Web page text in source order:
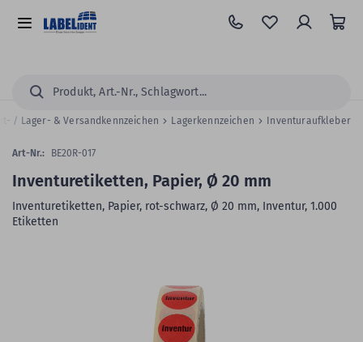
Hauptinhalt
springen
Alle
Suchen...
/ Lager- & Versandkennzeichen Lagerkennzeichen Inventuraufkleber
Inventuretiketten, Papier, Ø 20 mm
Inventuretiketten, Papier, rot-schwarz, Ø 20 mm, Inventur, 1.000
Etiketten
Art-Nr.: BE20R-017